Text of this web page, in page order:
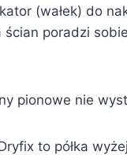
(wałek) do
poradzi
pionowe nie
to półka